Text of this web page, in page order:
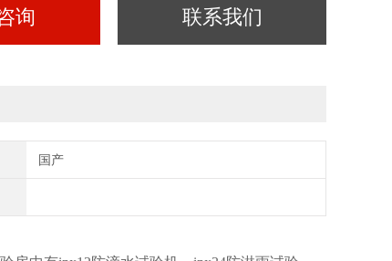
询 联系我们
国产